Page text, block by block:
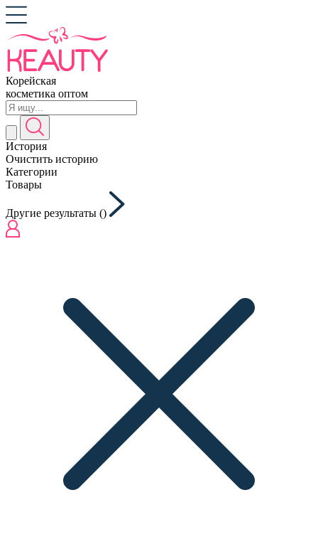
Корейская
косметика оптом
История
Очистить историю
Категории
Товары
Другие результаты ()